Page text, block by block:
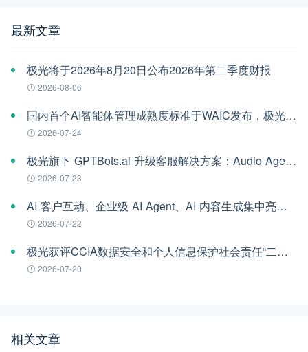
最新文章
极光将于2026年8月20日公布2026年第二季度财报
2026-08-06
国内首个AI智能体管理成熟度标准于WAIC发布，极光参编
2026-07-24
极光旗下 GPTBots.ai 升级客服解决方案：Audio Agent 打通企业通信线路，LINE 客服插件 2.0 同步上线
2026-07-23
AI 客户互动、企业级 AI Agent、AI 内容生成集中亮相！极光旗下EngageLab WAIC 2026 现场回顾
2026-07-22
极光获评CCIA数据安全和个人信息保护社会责任“二星级”单位
2026-07-20
相关文章